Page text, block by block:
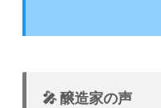
🎤 醸造家の声